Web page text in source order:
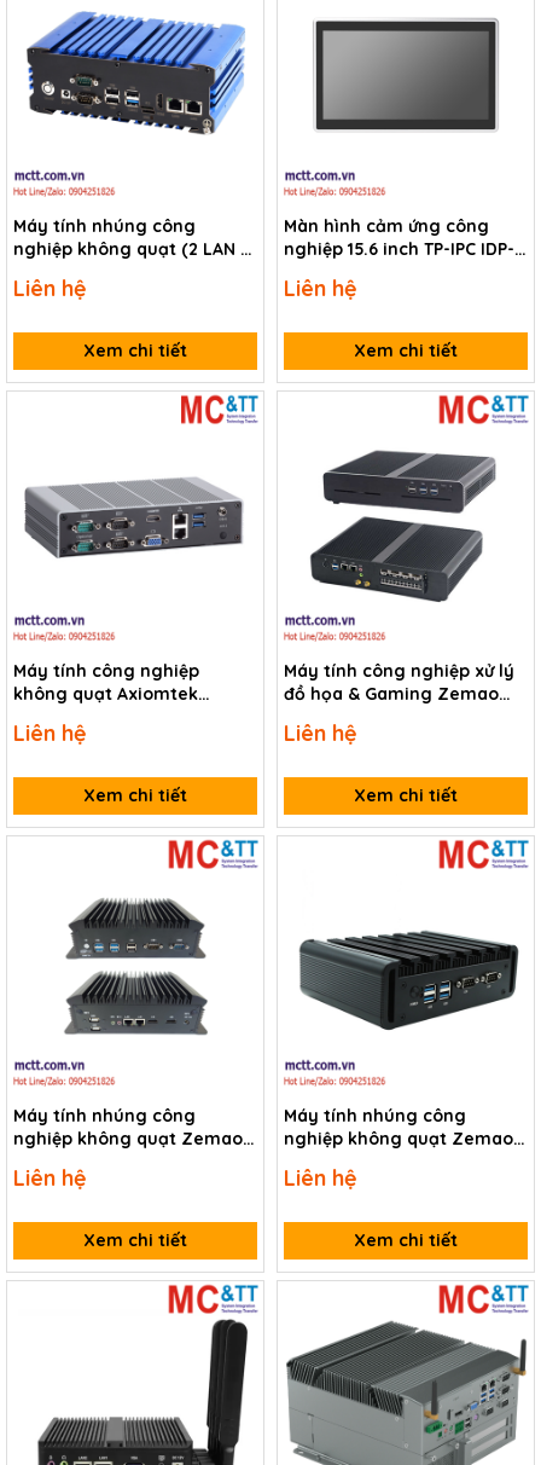
Máy tính nhúng công
nghiệp không quạt (2 LAN +
ARM-2L6C
Liên hệ
Xem chi tiết
Màn hình cảm ứng công
nghiệp 15.6 inch TP-IPC IDP-
Liên hệ
Xem chi tiết
Máy tính công nghiệp
không quạt Axiomtek
Liên hệ
Xem chi tiết
Máy tính công nghiệp xử lý
đồ họa & Gaming Zemao
Liên hệ
Xem chi tiết
Máy tính nhúng công
nghiệp không quạt Zemao
Liên hệ
Xem chi tiết
Máy tính nhúng công
nghiệp không quạt Zemao
Liên hệ
Xem chi tiết